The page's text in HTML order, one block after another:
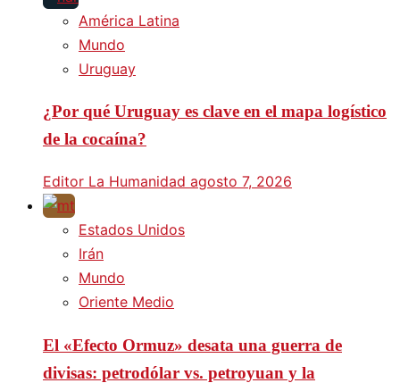
América Latina
Mundo
Uruguay
¿Por qué Uruguay es clave en el mapa logístico
de la cocaína?
Editor La Humanidad agosto 7, 2026
Estados Unidos
Irán
Mundo
Oriente Medio
El «Efecto Ormuz» desata una guerra de
divisas: petrodólar vs. petroyuan y la